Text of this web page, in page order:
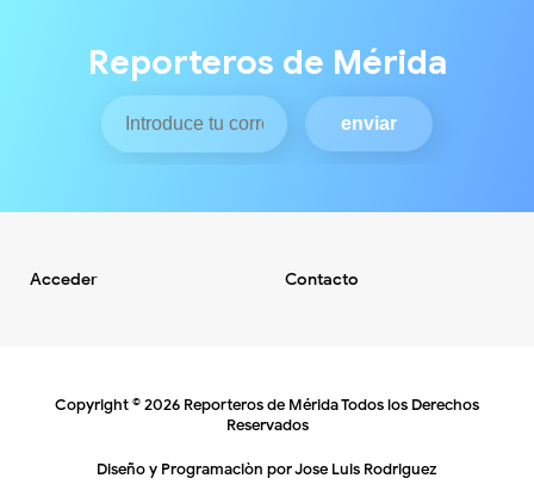
Reporteros de Mérida
Acceder Contacto
Copyright ©2026 Reporteros de MéridaTodos los Derechos
Reservados
Diseño y Programaciòn porJose Luis Rodriguez